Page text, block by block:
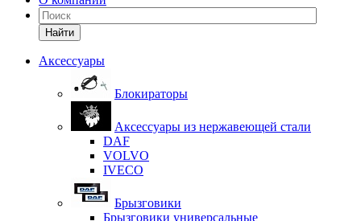
Найти
Аксессуары
Блокираторы
Аксессуары из нержавеющей стали
DAF
VOLVO
IVECO
Брызговики
Брызговики универсальные